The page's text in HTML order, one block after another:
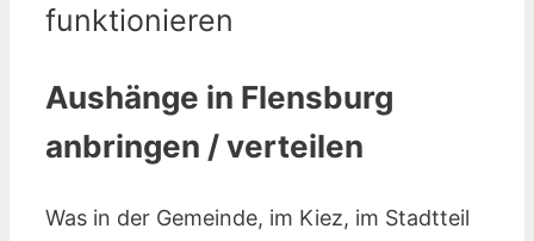
funktionieren
Aushänge in Flensburg
anbringen / verteilen
Was in der Gemeinde, im Kiez, im Stadtteil